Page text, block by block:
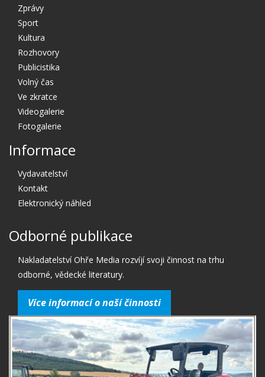
Zprávy
Sport
Kultura
Rozhovory
Publicistika
Volný čas
Ve zkratce
Videogalerie
Fotogalerie
Informace
Vydavatelství
Kontakt
Elektronický náhled
Odborné publikace
Nakladatelství Ohře Media rozvíjí svoji činnost na trhu
odborné, vědecké literatury.
Více informací o naší činnosti